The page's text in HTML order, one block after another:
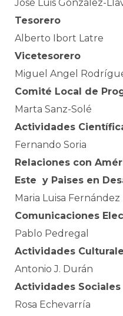
José Luis González-
Tesorero
Alberto Ibort Latre
Vicetesorero
Miguel Angel
Comité Local de
Marta Sanz-Solé
Actividades
Fernando Soria
Relaciones con
Este y Paises en
Maria Luisa Fernández
Comunicaciones
Pablo Pedregal
Actividades
Antonio J. Durán
Actividades Sociales
Rosa Echevarría